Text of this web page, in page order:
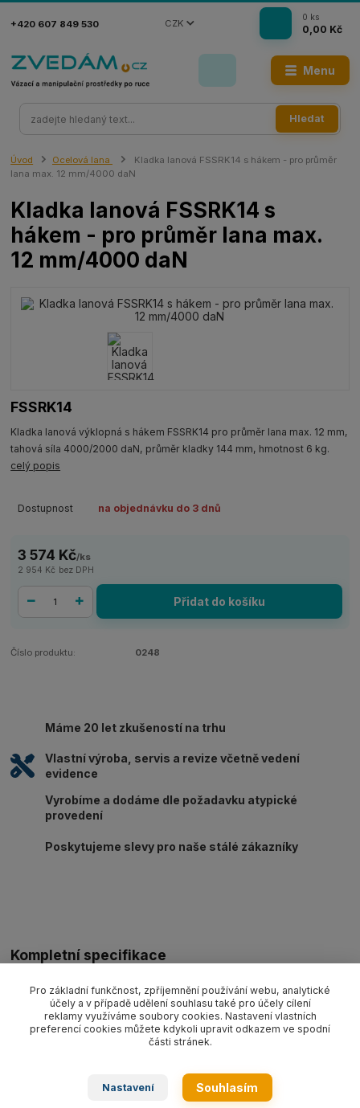
Menu
CZK
Hledat
+420 607 849 530
0 ks
0,00 Kč
Úvod Ocelová lana
Kladka lanová FSSRK14 s hákem - pro průměr
lana max. 12 mm/4000 daN
Kladka lanová FSSRK14 s
hákem - pro průměr lana max.
12 mm/4000 daN
FSSRK14
Kladka lanová výklopná s hákem FSSRK14 pro průměr lana max. 12 mm,
tahová síla 4000/2000 daN, průměr kladky 144 mm, hmotnost 6 kg.
celý popis
Dostupnost na objednávku do 3 dnů
3 574 Kč/ks
2 954 Kč bez DPH
Přidat do košíku
Číslo produktu: 0248
Máme 20 let zkušeností na trhu
Vlastní výroba, servis a revize včetně vedení
evidence
Vyrobíme a dodáme dle požadavku atypické
provedení
Poskytujeme slevy pro naše stálé zákazníky
Kompletní specifikace
Kladka lanová výklopná s hákem FSSRK14 pro průměr lana max.
12 mm, tahová síla 4000/2000 daN, průměr kladky 144 mm,
hmotnost 6 kg.
Zboží zařazeno v kategoriích
Pro základní funkčnost, zpříjemnění používání webu, analytické
účely a v případě udělení souhlasu také pro účely cílení
reklamy využíváme soubory cookies. Nastavení vlastních
preferencí cookies můžete kdykoli upravit odkazem ve spodní
části stránek.
Nastavení Souhlasím